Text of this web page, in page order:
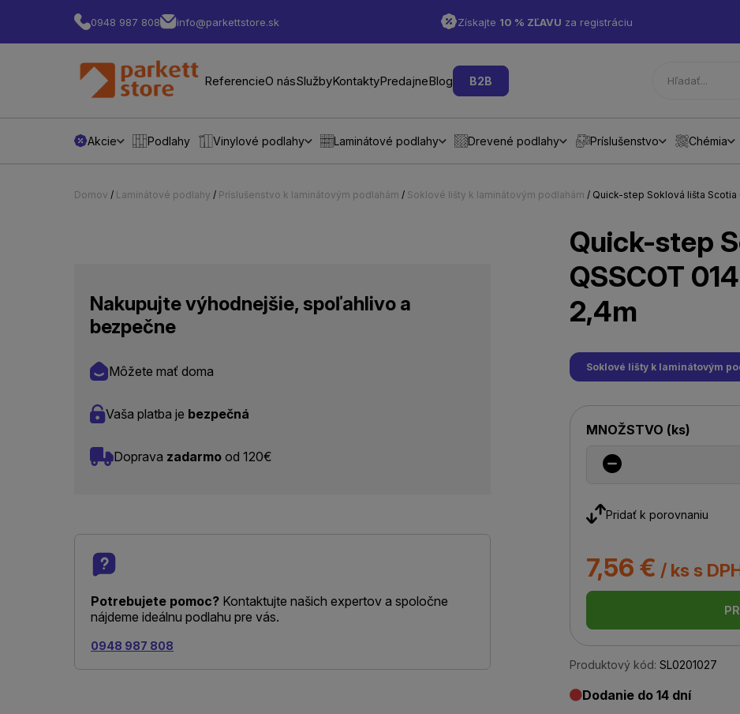
0948 987 808 info@parkettstore.sk Získajte 10 % ZĽAVU za registráciu
ReferencieO násSlužbyKontaktyPredajneBlog B2B
Akcie Podlahy Vinylové podlahy Laminátové podlahy Drevené podlahy Príslušenstvo Chémia
Domov / Laminátové podlahy / Príslušenstvo k laminátovým podlahám / Soklové lišty k laminátovým podlahám / Quick-step Soklová lišta Scotia
Nakupujte výhodnejšie, spoľahlivo a
bezpečne
Môžete mať doma
Vaša platba je bezpečná
Doprava zadarmo od 120€
Potrebujete pomoc? Kontaktujte našich expertov a spoločne
nájdeme ideálnu podlahu pre vás.
0948 987 808
Quick-step
QSSCOT
2,4m
Soklové lišty k laminátovým
MNOŽSTVO (ks)
Pridať k porovnaniu
7,56 € / ks s
Produktový kód: SL0201027
Dodanie do 14 dní